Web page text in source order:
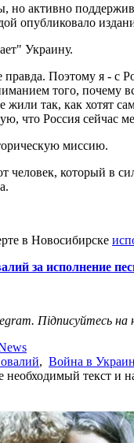
но активно
опубликовало
Украину.
Поэтому я - с
того, почему
так, как хотят
что Россия сейчас
миссию.
человек, который в
в Новосибирске
за исполнение
Підписуйтесь на
, Война в
текст и